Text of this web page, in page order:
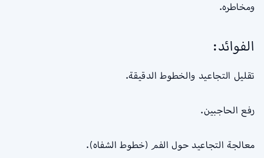
ومخاطره.
الفوائد:
تقليل التجاعيد والخطوط الدقيقة.
رفع الحاجبين.
معالجة التجاعيد حول الفم (خطوط الشفاه).